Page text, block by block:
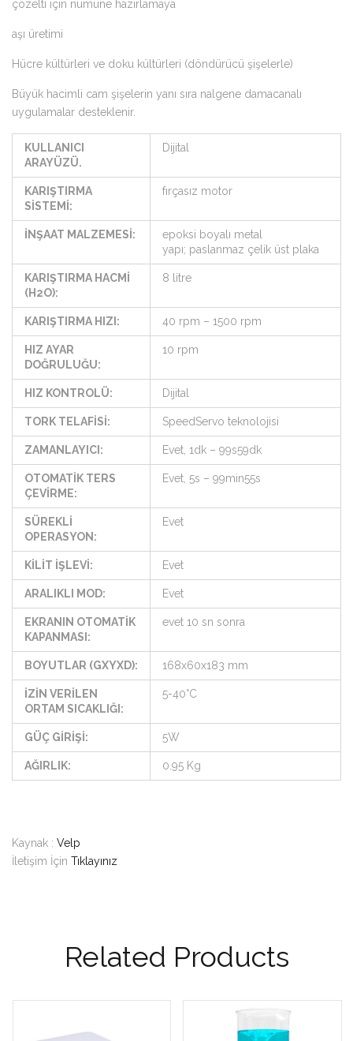
çözelti için numune hazırlamaya
aşı üretimi
Hücre kültürleri ve doku kültürleri (döndürücü şişelerle)
Büyük hacimli cam şişelerin yanı sıra nalgene damacanalı
uygulamalar desteklenir.
KULLANICI
ARAYÜZÜ.
Dijital
KARIŞTIRMA
SİSTEMİ:
fırçasız motor
İNŞAAT MALZEMESİ:
epoksi boyalı metal
yapı; paslanmaz çelik üst plaka
KARIŞTIRMA HACMİ
(H2O):
8 litre
KARIŞTIRMA HIZI: 40 rpm – 1500 rpm
HIZ AYAR
DOĞRULUĞU:
10 rpm
HIZ KONTROLÜ: Dijital
TORK TELAFİSİ: SpeedServo teknolojisi
ZAMANLAYICI: Evet, 1dk – 99s59dk
OTOMATİK TERS
ÇEVİRME:
Evet, 5s – 99min55s
SÜREKLİ
OPERASYON:
Evet
KİLİT İŞLEVİ: Evet
ARALIKLI MOD: Evet
EKRANIN OTOMATİK
KAPANMASI:
evet 10 sn sonra
BOYUTLAR (GXYXD): 168x60x183 mm
İZİN VERİLEN
ORTAM SICAKLIĞI:
5-40°C
GÜÇ GİRİŞİ: 5W
AĞIRLIK: 0.95 Kg
Kaynak : Velp
İletişim İçin Tıklayınız
Related Products